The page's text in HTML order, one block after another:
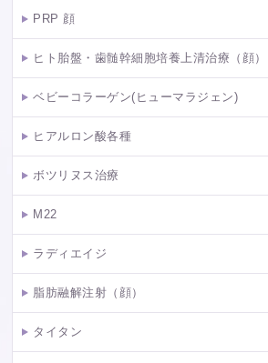
PRP 顔
ヒト胎盤・歯髄幹細胞培養上清治療（顔）
ベビーコラーゲン(ヒューマラジェン)
ヒアルロン酸各種
ボツリヌス治療
M22
ラディエイジ
脂肪融解注射（顔）
タイタン